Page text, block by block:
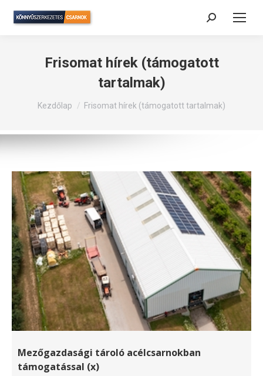
Search:
Frisomat hírek (támogatott
tartalmak)
Itt vagy:
Kezdőlap Frisomat hírek (támogatott tartalmak)
Mezőgazdasági tároló acélcsarnokban
támogatással (x)